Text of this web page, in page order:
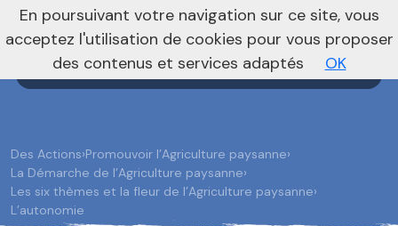
AgendaAnnoncesActualités
nivo_2026: 1
Des Actions›Promouvoir l’Agriculture paysanne›
La Démarche de l’Agriculture paysanne›
Les six thèmes et la fleur de l’Agriculture paysanne›
L’autonomie
En poursuivant votre navigation sur ce site, vous
acceptez l'utilisation de cookies pour vous proposer
des contenus et services adaptés
OK